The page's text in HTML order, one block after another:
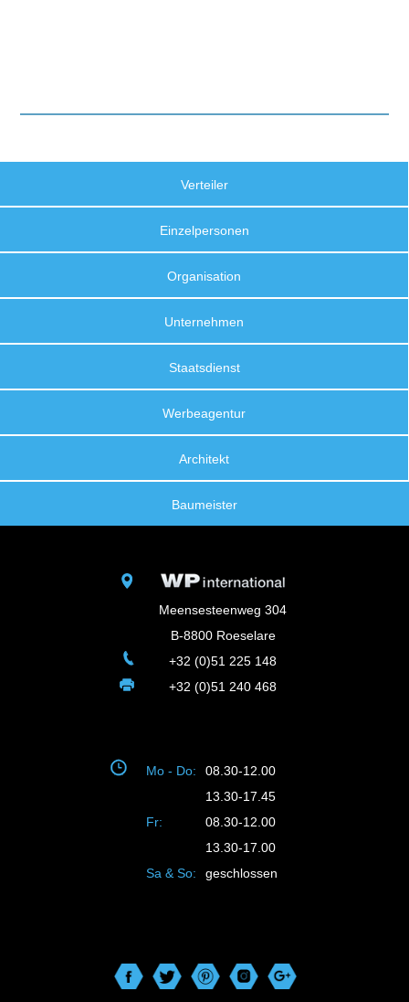
Verteiler
Einzelpersonen
Organisation
Unternehmen
Staatsdienst
Werbeagentur
Architekt
Baumeister
Meensesteenweg 304
B-8800 Roeselare
+32 (0)51 225 148
+32 (0)51 240 468
Mo - Do:
08.30-12.00
13.30-17.45
Fr:
08.30-12.00
13.30-17.00
Sa & So:
geschlossen